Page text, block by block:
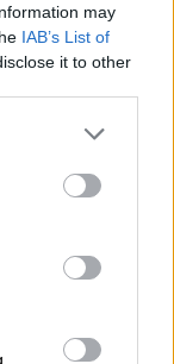
may
IAB’s List of
it to other
more Google
may click to
party tags to
below Google
χέρια;
δεν θα τα
οι θεσμοί
«
δεν
της
Δεν θα